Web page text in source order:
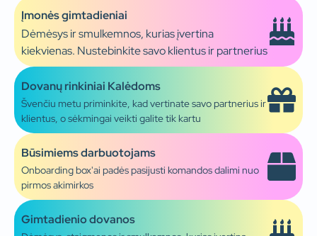
Įmonės gimtadieniai
Dėmėsys ir smulkemnos, kurias įvertina
kiekvienas. Nustebinkite savo klientus ir partnerius
Dovanų rinkiniai Kalėdoms
Švenčiu metu priminkite, kad vertinate savo partnerius ir
klientus, o sėkmingai veikti galite tik kartu
Būsimiems darbuotojams
Onboarding box'ai padės pasijusti komandos dalimi nuo
pirmos akimirkos
Gimtadienio dovanos